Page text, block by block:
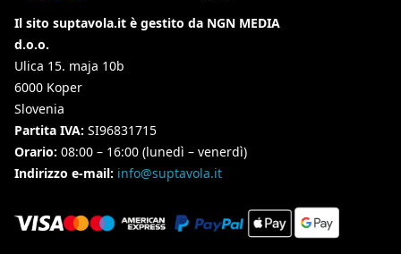
Il sito suptavola.it è gestito da NGN MEDIA
d.o.o.
Ulica 15. maja 10b
6000 Koper
Slovenia
Partita IVA: SI96831715
Orario: 08:00 – 16:00 (lunedì – venerdì)
Indirizzo e-mail: info@suptavola.it